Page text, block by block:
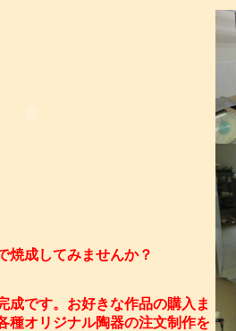
焼成してみませんか？
成です。お好きな作品の購入ま
種オリジナル陶器の注文制作を